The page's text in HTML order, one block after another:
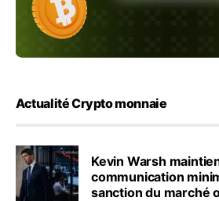
Actualité Crypto monnaie
Kevin Warsh
communication
sanction du marché